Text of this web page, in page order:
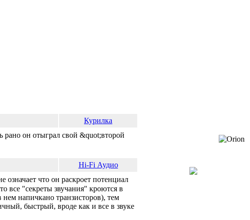
Курилка
рано он отыграл свой &quot;второй
Hi-Fi Аудио
что он раскроет потенциал
все "секреты звучания" кроются в
напичкано транзисторов), тем
быстрый, вроде как и все в звуке